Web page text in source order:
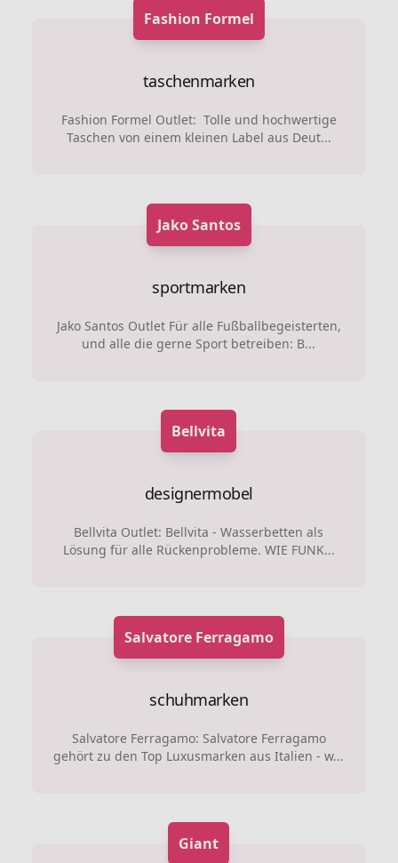
Fashion Formel
taschenmarken
Fashion Formel Outlet: Tolle und hochwertige
Taschen von einem kleinen Label aus Deut...
Jako Santos
sportmarken
Jako Santos Outlet Für alle Fußballbegeisterten,
und alle die gerne Sport betreiben: B...
Bellvita
designermobel
Bellvita Outlet: Bellvita - Wasserbetten als
Lösung für alle Rückenprobleme. WIE FUNK...
Salvatore Ferragamo
schuhmarken
Salvatore Ferragamo: Salvatore Ferragamo
gehört zu den Top Luxusmarken aus Italien - w...
Giant